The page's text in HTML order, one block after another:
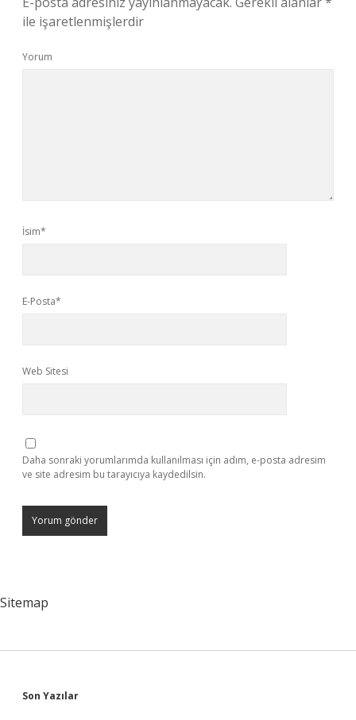
ile işaretlenmişlerdir
Yorum
İsim*
E-Posta*
Web Sitesi
Daha sonraki yorumlarımda kullanılması için adım, e-posta adresim
ve site adresim bu tarayıcıya kaydedilsin.
Sitemap
Sidebar
Son Yazılar